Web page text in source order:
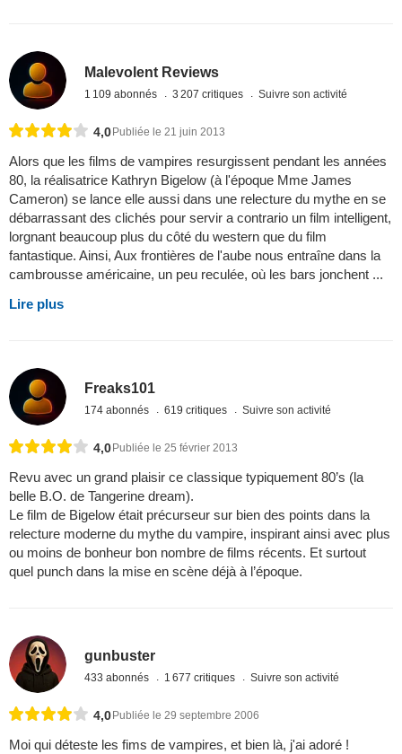
Malevolent Reviews
1 109 abonnés 3 207 critiques Suivre son activité
4,0Publiée le 21 juin 2013
Alors que les films de vampires resurgissent pendant les années
80, la réalisatrice Kathryn Bigelow (à l'époque Mme James
Cameron) se lance elle aussi dans une relecture du mythe en se
débarrassant des clichés pour servir a contrario un film intelligent,
lorgnant beaucoup plus du côté du western que du film
fantastique. Ainsi, Aux frontières de l'aube nous entraîne dans la
cambrousse américaine, un peu reculée, où les bars jonchent ...
Lire plus
Freaks101
174 abonnés 619 critiques Suivre son activité
4,0Publiée le 25 février 2013
Revu avec un grand plaisir ce classique typiquement 80’s (la
belle B.O. de Tangerine dream).
Le film de Bigelow était précurseur sur bien des points dans la
relecture moderne du mythe du vampire, inspirant ainsi avec plus
ou moins de bonheur bon nombre de films récents. Et surtout
quel punch dans la mise en scène déjà à l’époque.
gunbuster
433 abonnés 1 677 critiques Suivre son activité
4,0 Publiée le 29 septembre 2006
Moi qui déteste les fims de vampires, et bien là, j'ai adoré !